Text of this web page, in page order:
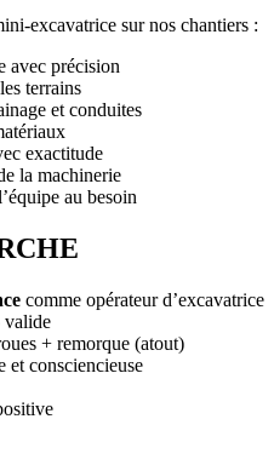
excavatrice sur nos chantiers :
avec précision
terrains
et conduites
exactitude
la machinerie
au besoin
comme opérateur d’excavatrice
valide
+ remorque (atout)
et consciencieuse